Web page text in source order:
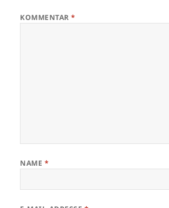
KOMMENTAR*
NAME *